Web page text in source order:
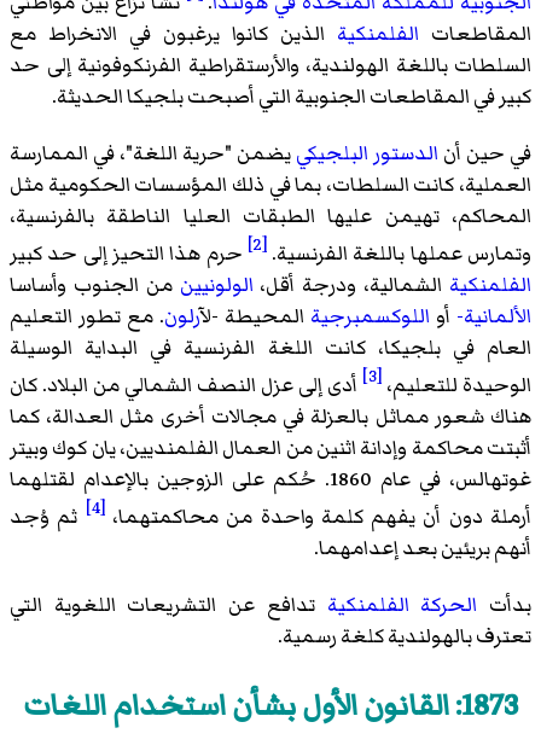
المقاطعات الفلمنكية الذين كانوا يرغبون في الانخراط مع
السلطات باللغة الهولندية، والأرستقراطية الفرنكوفونية إلى حد
كبير في المقاطعات الجنوبية التي أصبحت بلجيكا الحديثة.
في حين أن الدستور البلجيكييضمن "حرية اللغة"، في الممارسة
العملية، كانت السلطات، بما في ذلك المؤسسات الحكومية مثل
المحاكم، تهيمن عليها الطبقات العليا الناطقة بالفرنسية،
وتمارس عملها باللغة الفرنسية.[2]
حرم هذا التحيز إلى حد كبير
الفلمنكية الشمالية، ودرجة أقل، الولونيين من الجنوب وأساسا
الألمانية- أو اللوكسمبرجية المحيطة -لآرلون. مع تطور التعليم
العام في بلجيكا، كانت اللغة الفرنسية في البداية الوسيلة
الوحيدة للتعليم، [3]
أدى إلى عزل النصف الشمالي من البلاد. كان
هناك شعور مماثل بالعزلة في مجالات أخرى مثل العدالة، كما
أثبتتمحاكمة وإدانة اثنين من العمال الفلمنديين،يان كوك وبيتر
غوتهالس
، في عام 1860. حُكم على الزوجين بالإعدام لقتلهما
أرملة دون أن يفهم كلمة واحدة من محاكمتهما،[4]
ثم وُجد
أنهم بريئين بعد إعدامهما.
بدأت الحركة الفلمنكية تدافع عن التشريعات اللغوية التي
تعترف بالهولندية كلغة رسمية.
1873: القانون الأول بشأن استخدام اللغات